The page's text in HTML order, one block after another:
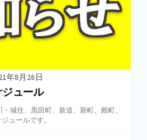
年8月26日
ュール
城住、黒田町、新道、新町、殿町、
ュールです。